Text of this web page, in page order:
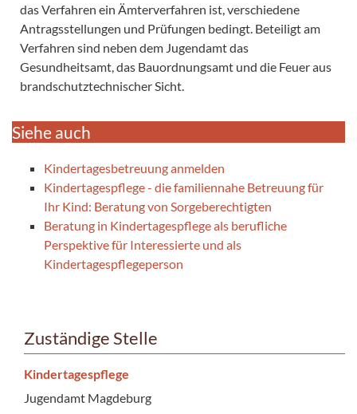
das Verfahren ein Ämterverfahren ist, verschiedene
Antragsstellungen und Prüfungen bedingt. Beteiligt am
Verfahren sind neben dem Jugendamt das
Gesundheitsamt, das Bauordnungsamt und die Feuer aus
brandschutztechnischer Sicht.
Siehe auch
Kindertagesbetreuung anmelden
Kindertagespflege - die familiennahe Betreuung für
Ihr Kind: Beratung von Sorgeberechtigten
Beratung in Kindertagespflege als berufliche
Perspektive für Interessierte und als
Kindertagespflegeperson
Zuständige Stelle
Kindertagespflege
Jugendamt Magdeburg